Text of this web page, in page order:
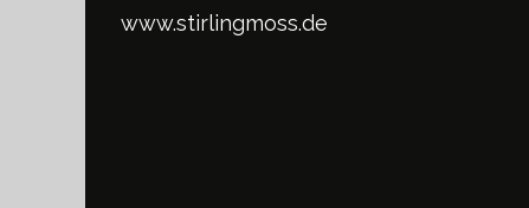
www.stirlingmoss.de